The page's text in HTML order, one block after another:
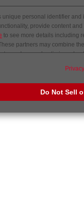
personal identifier
provide content
to see more details including
partners may combine
to analyze and optimize
Change your sell or share
Do Not Sell